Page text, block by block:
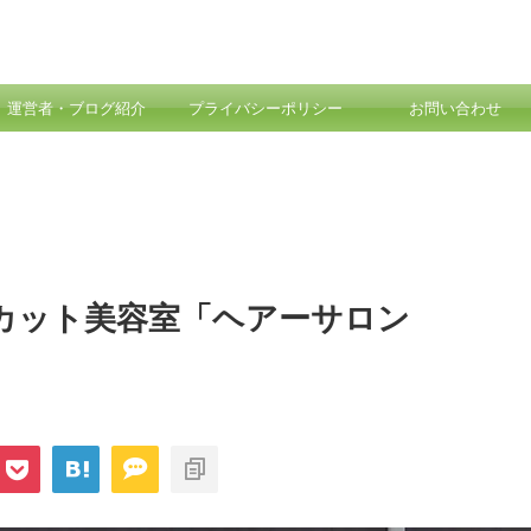
運営者・ブログ紹介 プライバシーポリシー お問い合わせ
ット美容室「ヘアーサロン